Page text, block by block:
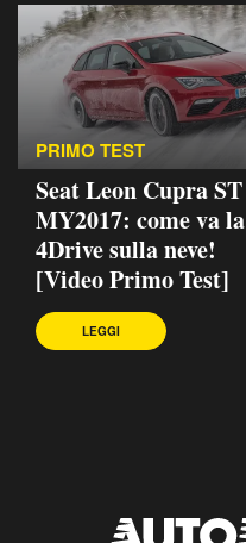
PRIMO TEST
Seat Leon Cupra ST
MY2017: come va la
4Drive sulla neve!
[Video Primo Test]
LEGGI